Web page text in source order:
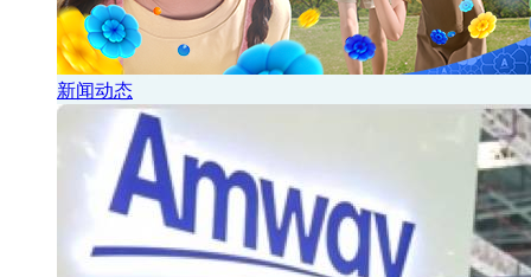
新闻动态